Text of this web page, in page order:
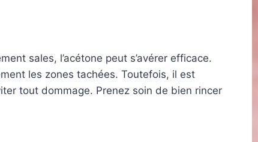
sales, l’acétone peut s’avérer efficace.
les zones tachées. Toutefois, il est
tout dommage. Prenez soin de bien rincer